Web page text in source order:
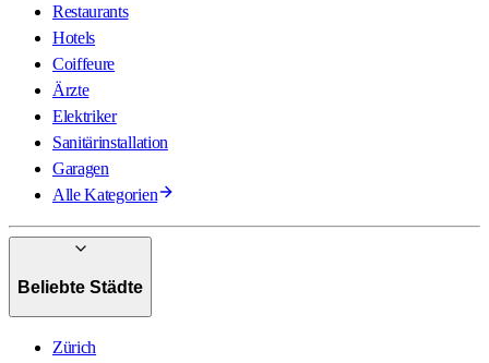
Restaurants
Hotels
Coiffeure
Ärzte
Elektriker
Sanitärinstallation
Garagen
Alle Kategorien
Beliebte Städte
Zürich